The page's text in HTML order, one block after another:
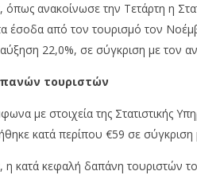
όπως ανακοίνωσε την Τετάρτη η
έσοδα από τον τουρισμό τον
22,0%, σε σύγκριση με τον
τουριστών
με στοιχεία της Στατιστικής
κατά περίπου €59 σε
η κατά κεφαλή δαπάνη τουριστών